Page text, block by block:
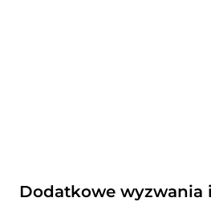
Dodatkowe wyzwania